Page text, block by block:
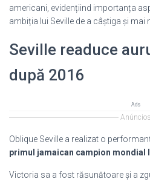
americani, evidențiind importanța
ambiția lui Seville de a câștiga și mai
Seville readuce
după 2016
Ads
Anúncios
Oblique Seville a realizat o
primul jamaican campion mondial
Victoria sa a fost răsunătoare și a